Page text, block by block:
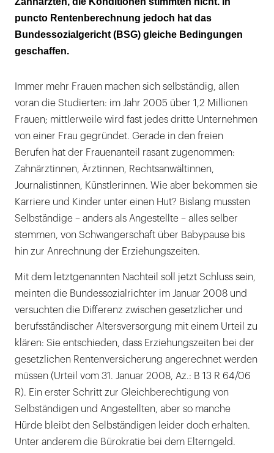
puncto Rentenberechnung jedoch hat das
Bundessozialgericht (BSG) gleiche Bedingungen
geschaffen.
Immer mehr Frauen machen sich selbständig, allen
voran die Studierten: im Jahr 2005 über 1,2 Millionen
Frauen; mittlerweile wird fast jedes dritte Unternehmen
von einer Frau gegründet. Gerade in den freien
Berufen hat der Frauenanteil rasant zugenommen:
Zahnärztinnen, Ärztinnen, Rechtsanwältinnen,
Journalistinnen, Künstlerinnen. Wie aber bekommen sie
Karriere und Kinder unter einen Hut? Bislang mussten
Selbständige – anders als Angestellte – alles selber
stemmen, von Schwangerschaft über Babypause bis
hin zur Anrechnung der Erziehungszeiten.
Mit dem letztgenannten Nachteil soll jetzt Schluss sein,
meinten die Bundessozialrichter im Januar 2008 und
versuchten die Differenz zwischen gesetzlicher und
berufsständischer Altersversorgung mit einem Urteil zu
klären: Sie entschieden, dass Erziehungszeiten bei der
gesetzlichen Rentenversicherung angerechnet werden
müssen (Urteil vom 31. Januar 2008, Az.: B 13 R 64/06
R). Ein erster Schritt zur Gleichberechtigung von
Selbständigen und Angestellten, aber so manche
Hürde bleibt den Selbständigen leider doch erhalten.
Unter anderem die Bürokratie bei dem Elterngeld.